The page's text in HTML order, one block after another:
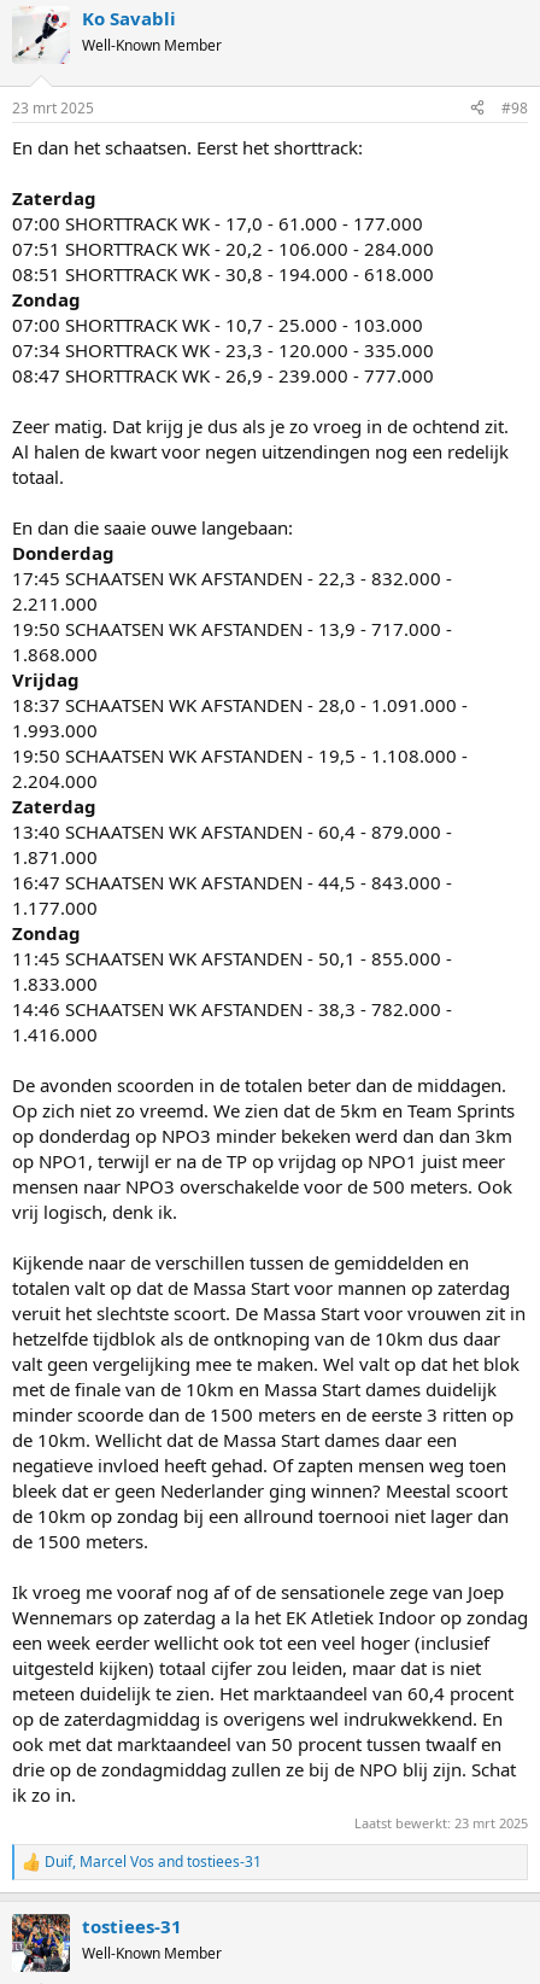
Ko Savabli
Well-Known Member
23 mrt 2025 #98
En dan het schaatsen. Eerst het shorttrack:
Zaterdag
07:00 SHORTTRACK WK - 17,0 - 61.000 - 177.000
07:51 SHORTTRACK WK - 20,2 - 106.000 - 284.000
08:51 SHORTTRACK WK - 30,8 - 194.000 - 618.000
Zondag
07:00 SHORTTRACK WK - 10,7 - 25.000 - 103.000
07:34 SHORTTRACK WK - 23,3 - 120.000 - 335.000
08:47 SHORTTRACK WK - 26,9 - 239.000 - 777.000
Zeer matig. Dat krijg je dus als je zo vroeg in de ochtend zit.
Al halen de kwart voor negen uitzendingen nog een redelijk
totaal.
En dan die saaie ouwe langebaan:
Donderdag
17:45 SCHAATSEN WK AFSTANDEN - 22,3 - 832.000 -
2.211.000
19:50 SCHAATSEN WK AFSTANDEN - 13,9 - 717.000 -
1.868.000
Vrijdag
18:37 SCHAATSEN WK AFSTANDEN - 28,0 - 1.091.000 -
1.993.000
19:50 SCHAATSEN WK AFSTANDEN - 19,5 - 1.108.000 -
2.204.000
Zaterdag
13:40 SCHAATSEN WK AFSTANDEN - 60,4 - 879.000 -
1.871.000
16:47 SCHAATSEN WK AFSTANDEN - 44,5 - 843.000 -
1.177.000
Zondag
11:45 SCHAATSEN WK AFSTANDEN - 50,1 - 855.000 -
1.833.000
14:46 SCHAATSEN WK AFSTANDEN - 38,3 - 782.000 -
1.416.000
De avonden scoorden in de totalen beter dan de middagen.
Op zich niet zo vreemd. We zien dat de 5km en Team Sprints
op donderdag op NPO3 minder bekeken werd dan dan 3km
op NPO1, terwijl er na de TP op vrijdag op NPO1 juist meer
mensen naar NPO3 overschakelde voor de 500 meters. Ook
vrij logisch, denk ik.
Kijkende naar de verschillen tussen de gemiddelden en
totalen valt op dat de Massa Start voor mannen op zaterdag
veruit het slechtste scoort. De Massa Start voor vrouwen zit in
hetzelfde tijdblok als de ontknoping van de 10km dus daar
valt geen vergelijking mee te maken. Wel valt op dat het blok
met de finale van de 10km en Massa Start dames duidelijk
minder scoorde dan de 1500 meters en de eerste 3 ritten op
de 10km. Wellicht dat de Massa Start dames daar een
negatieve invloed heeft gehad. Of zapten mensen weg toen
bleek dat er geen Nederlander ging winnen? Meestal scoort
de 10km op zondag bij een allround toernooi niet lager dan
de 1500 meters.
Ik vroeg me vooraf nog af of de sensationele zege van Joep
Wennemars op zaterdag a la het EK Atletiek Indoor op zondag
een week eerder wellicht ook tot een veel hoger (inclusief
uitgesteld kijken) totaal cijfer zou leiden, maar dat is niet
meteen duidelijk te zien. Het marktaandeel van 60,4 procent
op de zaterdagmiddag is overigens wel indrukwekkend. En
ook met dat marktaandeel van 50 procent tussen twaalf en
drie op de zondagmiddag zullen ze bij de NPO blij zijn. Schat
ik zo in.
Laatst bewerkt: 23 mrt 2025
R
e
c
t
i
Duif, Marcel Vos andtostiees-31
tostiees-31
Well-Known Member